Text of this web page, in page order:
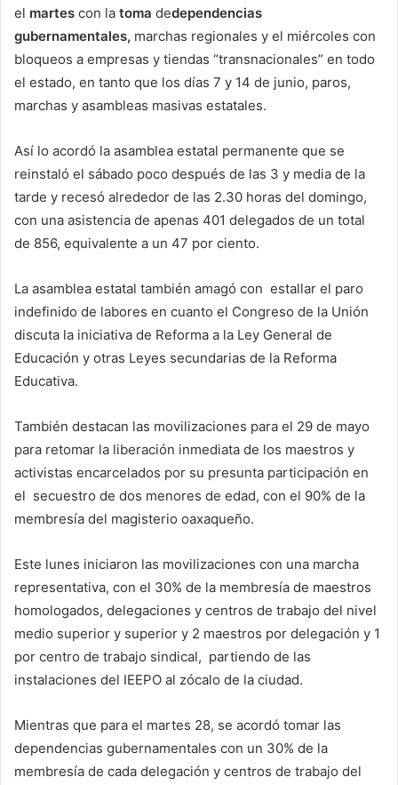
el martes con la toma dedependencias
gubernamentales, marchas regionales y el miércoles con
bloqueos a empresas y tiendas “transnacionales” en todo
el estado, en tanto que los días 7 y 14 de junio, paros,
marchas y asambleas masivas estatales.
Así lo acordó la asamblea estatal permanente que se
reinstaló el sábado poco después de las 3 y media de la
tarde y recesó alrededor de las 2.30 horas del domingo,
con una asistencia de apenas 401 delegados de un total
de 856, equivalente a un 47 por ciento.
La asamblea estatal también amagó con estallar el paro
indefinido de labores en cuanto el Congreso de la Unión
discuta la iniciativa de Reforma a la Ley General de
Educación y otras Leyes secundarias de la Reforma
Educativa.
También destacan las movilizaciones para el 29 de mayo
para retomar la liberación inmediata de los maestros y
activistas encarcelados por su presunta participación en
el secuestro de dos menores de edad, con el 90% de la
membresía del magisterio oaxaqueño.
Este lunes iniciaron las movilizaciones con una marcha
representativa, con el 30% de la membresía de maestros
homologados, delegaciones y centros de trabajo del nivel
medio superior y superior y 2 maestros por delegación y 1
por centro de trabajo sindical, partiendo de las
instalaciones del IEEPO al zócalo de la ciudad.
Mientras que para el martes 28, se acordó tomar las
dependencias gubernamentales con un 30% de la
membresía de cada delegación y centros de trabajo del